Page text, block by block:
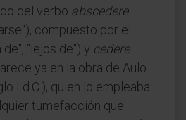
del verbo abscedere
compuesto por el
"lejos de") y cedere
ya en la obra de Aulo
I d.C.), quien lo empleaba
tumefacción que